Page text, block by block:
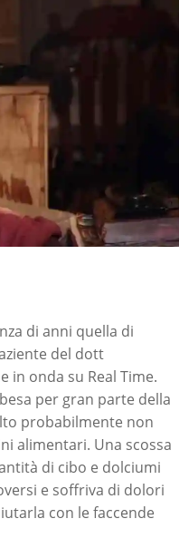
di anni quella di
del dott
in onda su Real Time.
per gran parte della
probabilmente non
alimentari. Una scossa
di cibo e dolciumi
e soffriva di dolori
con le faccende